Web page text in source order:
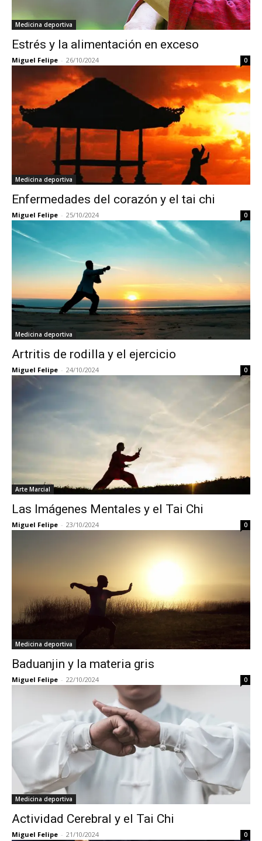
Medicina deportiva
Estrés y la alimentación en exceso
Miguel Felipe - 26/10/2024 0
Medicina deportiva
Enfermedades del corazón y el tai chi
Miguel Felipe - 25/10/2024 0
Medicina deportiva
Artritis de rodilla y el ejercicio
Miguel Felipe - 24/10/2024 0
Arte Marcial
Las Imágenes Mentales y el Tai Chi
Miguel Felipe - 23/10/2024 0
Medicina deportiva
Baduanjin y la materia gris
Miguel Felipe - 22/10/2024 0
Medicina deportiva
Actividad Cerebral y el Tai Chi
Miguel Felipe - 21/10/2024 0